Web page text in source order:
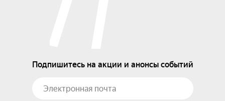
Подпишитесь на акции и анонсы событий